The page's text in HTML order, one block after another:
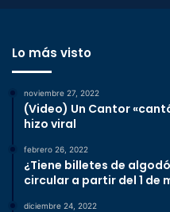
Lo más visto
noviembre 27, 2022
(Video) Un Cantor
hizo viral
febrero 26, 2022
¿Tiene billetes de
circular a partir del 1 de
diciembre 24, 2022